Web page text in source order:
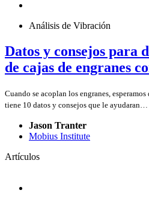
Análisis de Vibración
Datos y consejos para
de cajas de engranes
Cuando se acoplan los engranes,
tiene 10 datos y consejos que le ayudaran…
Jason Tranter
Mobius Institute
Artículos